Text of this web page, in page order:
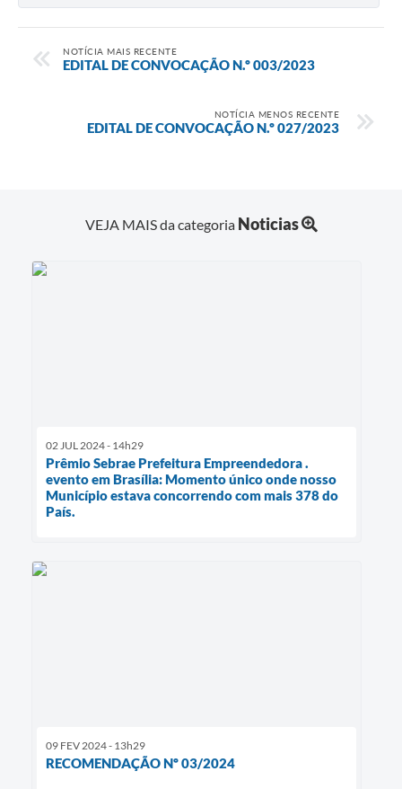
NOTÍCIA MAIS RECENTE
EDITAL DE CONVOCAÇÃO N.º 003/2023
NOTÍCIA MENOS RECENTE
EDITAL DE CONVOCAÇÃO N.º 027/2023
VEJA MAIS da categoria Noticias
02 JUL 2024 - 14h29
Prêmio Sebrae Prefeitura Empreendedora .
evento em Brasília: Momento único onde nosso
Município estava concorrendo com mais 378 do
País.
09 FEV 2024 - 13h29
RECOMENDAÇÃO Nº 03/2024